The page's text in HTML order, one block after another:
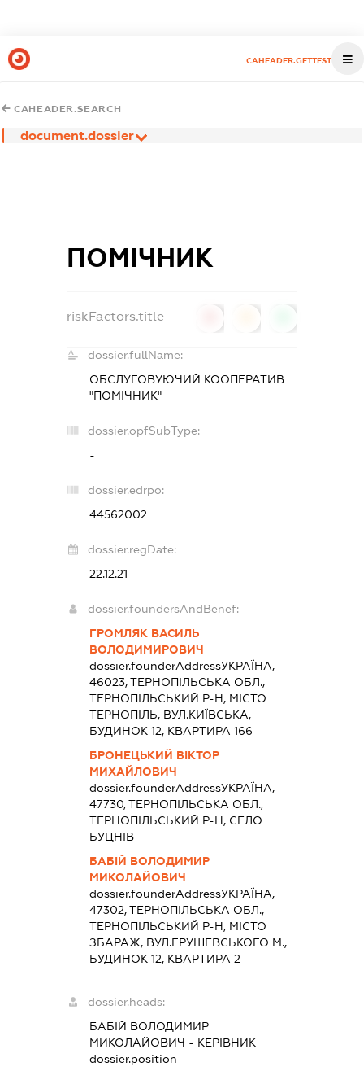
CAHEADER.GETTEST
CAHEADER.SEARCH
document.dossier
ПОМІЧНИК
riskFactors.title
dossier.fullName:
ОБСЛУГОВУЮЧИЙ КООПЕРАТИВ
"ПОМІЧНИК"
dossier.opfSubType:
-
dossier.edrpo:
44562002
dossier.regDate:
22.12.21
dossier.foundersAndBenef:
ГРОМЛЯК ВАСИЛЬ
ВОЛОДИМИРОВИЧ
dossier.founderAddressУКРАЇНА,
46023, ТЕРНОПІЛЬСЬКА ОБЛ.,
ТЕРНОПІЛЬСЬКИЙ Р-Н, МІСТО
ТЕРНОПІЛЬ, ВУЛ.КИЇВСЬКА,
БУДИНОК 12, КВАРТИРА 166
БРОНЕЦЬКИЙ ВІКТОР
МИХАЙЛОВИЧ
dossier.founderAddressУКРАЇНА,
47730, ТЕРНОПІЛЬСЬКА ОБЛ.,
ТЕРНОПІЛЬСЬКИЙ Р-Н, СЕЛО
БУЦНІВ
БАБІЙ ВОЛОДИМИР
МИКОЛАЙОВИЧ
dossier.founderAddressУКРАЇНА,
47302, ТЕРНОПІЛЬСЬКА ОБЛ.,
ТЕРНОПІЛЬСЬКИЙ Р-Н, МІСТО
ЗБАРАЖ, ВУЛ.ГРУШЕВСЬКОГО М.,
БУДИНОК 12, КВАРТИРА 2
dossier.heads:
БАБІЙ ВОЛОДИМИР
МИКОЛАЙОВИЧ - КЕРІВНИК
dossier.position -